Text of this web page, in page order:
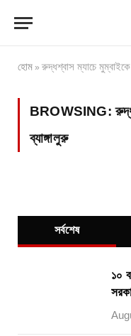
হোম » রুদ্ধশ্বাস ম্যাচে মুম্বাইকে
BROWSING:
ব্যাঙ্গালুরু
সর্বশেষ
১০